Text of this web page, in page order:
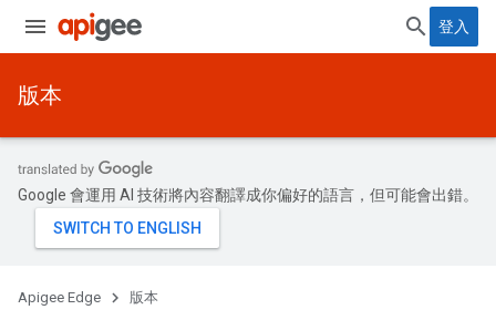
登入
版本
Google 會運用 AI 技術將內容翻譯成你偏好的語言，但可能會出錯。
Apigee Edge 版本